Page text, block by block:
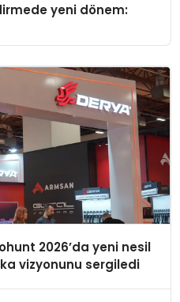
yeni dönem:
2026’da yeni nesil
vizyonunu sergiledi